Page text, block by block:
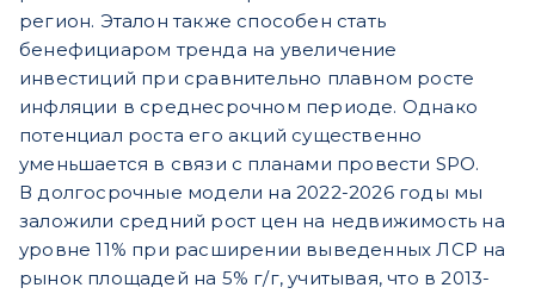
регион. Эталон также способен стать
бенефициаром тренда на увеличение
инвестиций при сравнительно плавном росте
инфляции в среднесрочном периоде. Однако
потенциал роста его акций существенно
уменьшается в связи с планами провести SPO.
В долгосрочные модели на 2022-2026 годы мы
заложили средний рост цен на недвижимость на
уровне 11% при расширении выведенных ЛСР на
рынок площадей на 5% г/г, учитывая, что в 2013-